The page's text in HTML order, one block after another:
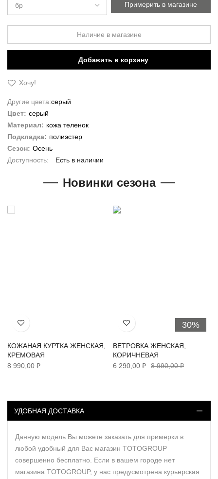
Примерить в магазине
Наличие в магазине
Добавить в корзину
Хочу!
Другие цвета:серый
Цвет: серый
Материал: кожа теленок
Подкладка: полиэстер
Сезон: Осень
Есть в наличии
Новинки сезона
Хочу!
КОЖАНАЯ КУРТКА ЖЕНСКАЯ,
КРЕМОВАЯ
8 990,00 ₽
30%
Хочу!
ВЕТРОВКА ЖЕНСКАЯ,
КОРИЧНЕВАЯ
6 290,00 ₽
8 990,00 ₽
УДОБНАЯ ДОСТАВКА
Данную модель Вы можете заказать для примерки в
любой удобный для Вас магазин TOTOGROUP
совершенно бесплатно. Если в вашем городе нет
магазина TOTOGROUP, у нас предусмотрена курьерская